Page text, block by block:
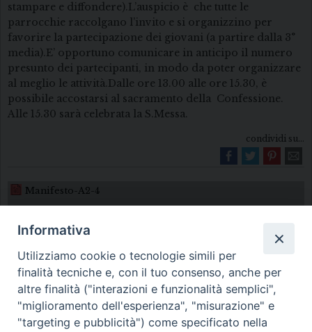
stampare e diffondere).L’auspicio è che tutte le
parrocchie raccolgano l’invito e si organizzino per
favorire la partecipazione dei giovani (a partire dalla 3°
media).E’ opportuno comunicare in anticipo il numero
presunto dei partecipanti, in modo da poter organizzare
al meglio le attività.Dalle ore 13.00 alle ore 15.30, è
possibile accostarsi al sacramento della Confessione.
Alle 15.30 sarà celebrata la S.Messa.
condividi su...
Manifesto-A2-4
Diocesi di Melfi Rapolla Venosa
Informativa
Utilizziamo cookie o tecnologie simili per
finalità tecniche e, con il tuo consenso, anche per
altre finalità ("interazioni e funzionalità semplici",
"miglioramento dell'esperienza", "misurazione" e
"targeting e pubblicità") come specificato nella